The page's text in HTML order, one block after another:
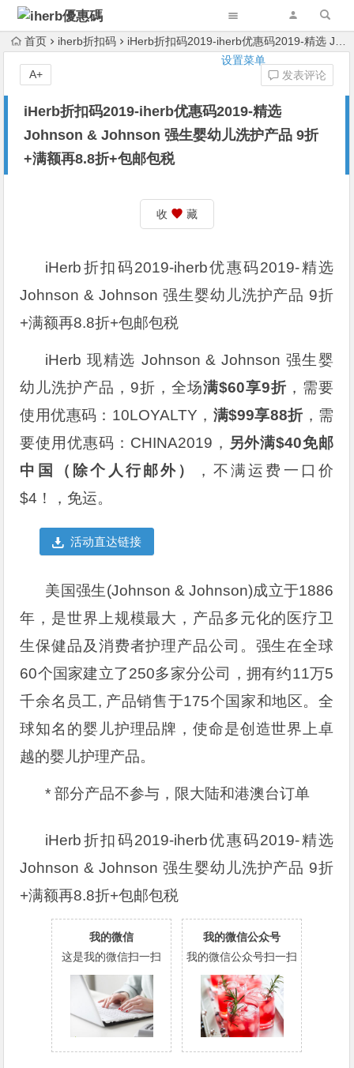
设置菜单
首页 iherb折扣码 iHerb折扣码2019-iherb优惠码2019-精选 Johnson & Johnson 强生婴幼儿洗护产品 9折+满额再8.8折+包邮包税
iHerb折扣码2019-iherb优惠码2019-精选
Johnson & Johnson 强生婴幼儿洗护产品 9折
+满额再8.8折+包邮包税
发表评论
A+
收 藏
iHerb折扣码2019-iherb优惠码2019-精选
Johnson & Johnson 强生婴幼儿洗护产品 9折
+满额再8.8折+包邮包税
iHerb 现精选 Johnson & Johnson 强生婴
幼儿洗护产品，9折，全场满$60享9折 ，需要
使用优惠码： 10LOYALTY ， 满$99享88折 ，需
要使用优惠码： CHINA2019 ， 另外满$40免邮
中国（除个人行邮外）
，不满运费一口价
$4！，免运。
活动直达链接
美国强生(Johnson & Johnson)成立于1886
年，是世界上规模最大，产品多元化的医疗卫
生保健品及消费者护理产品公司。强生在全球
60个国家建立了250多家分公司，拥有约11万5
千余名员工, 产品销售于175个国家和地区。全
球知名的婴儿护理品牌，使命是创造世界上卓
越的婴儿护理产品。
* 部分产品不参与，限大陆和港澳台订单
iHerb折扣码2019-iherb优惠码2019-精选
Johnson & Johnson 强生婴幼儿洗护产品 9折
+满额再8.8折+包邮包税
我的微信
这是我的微信扫一扫
我的微信公众号
我的微信公众号扫一扫